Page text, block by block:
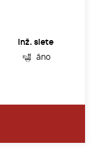
Inž. siete
áno